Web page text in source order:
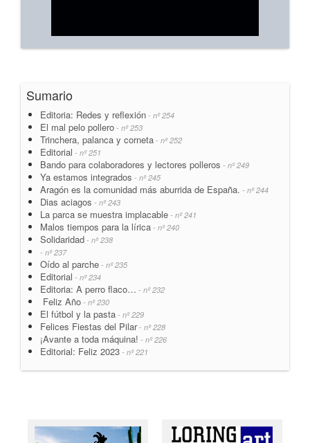
Sumario
Editoria: Redes y reflexión - nº 254
El mal pelo pollero - nº 253
Trinchera, palanca y corneta - nº 252
Editorial - nº 251
Bando para colaboradores y lectores polleros - nº 249
Ya estamos integrados - nº 245
Aragón es la comunidad más aburrida de España. - nº 244
Dias aciagos - nº 243
La parca se muestra implacable - nº 241
Malos tiempos para la lírica - nº 240
Solidaridad - nº 238
- nº 237
Oído al parche - nº 235
Editorial - nº 234
Editoria: A perro flaco… - nº 232
Feliz Año - nº 230
El fútbol y la pasta - nº 229
Felices Fiestas del Pilar- nº 228
¡Avante a toda máquina! - nº 226
Editorial: Feliz 2023 - nº 221